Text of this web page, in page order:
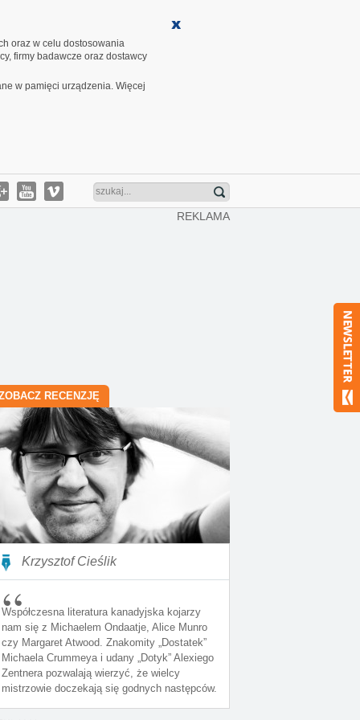
oraz w celu dostosowania
firmy badawcze oraz dostawcy
w pamięci urządzenia. Więcej
REKLAMA
RECENZJĘ
Krzysztof Cieślik
Współczesna literatura kanadyjska kojarzy
nam się z Michaelem Ondaatje, Alice Munro
czy Margaret Atwood. Znakomity „Dostatek”
Michaela Crummeya i udany „Dotyk” Alexiego
Zentnera pozwalają wierzyć, że wielcy
mistrzowie doczekają się godnych następców.